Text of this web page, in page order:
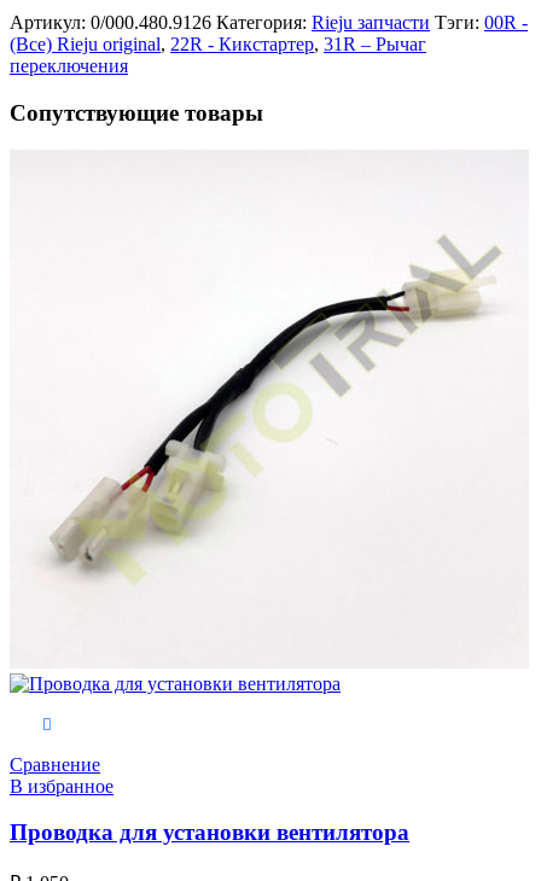
Артикул: 0/000.480.9126 Категория: Rieju запчасти Тэги: 00R -
(Все) Rieju original, 22R - Кикстартер, 31R – Рычаг
переключения
Сопутствующие товары
Сравнение
В избранное
Проводка для установки вентилятора